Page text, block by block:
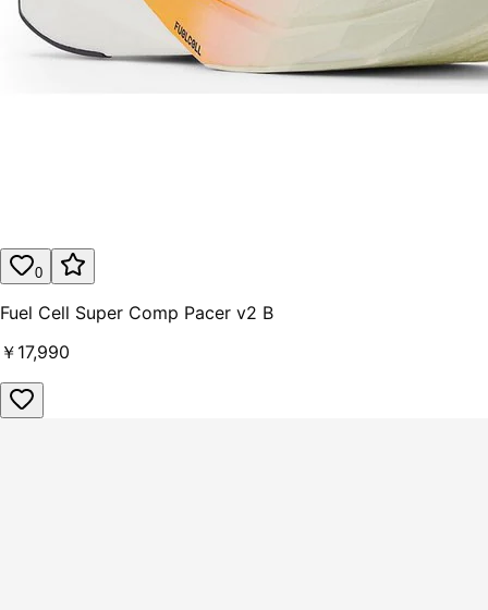
0
Fuel Cell Super Comp Pacer v2 B
￥17,990